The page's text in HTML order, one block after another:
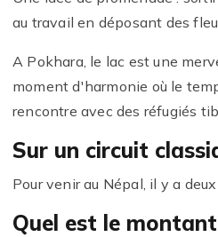
au travail en déposant des
A Pokhara, le lac est une
moment d'harmonie où le
rencontre avec des réfugiés
Sur un circuit
Pour venir au Népal, il y a
Quel est le